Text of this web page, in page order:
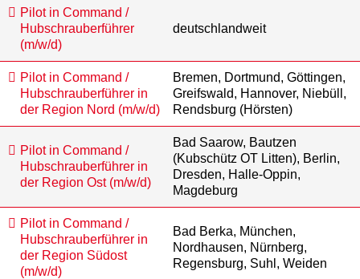
Pilot in Command /
Hubschrauberführer
(m/w/d)
deutschlandweit
Pilot in Command /
Hubschrauberführer in
der Region Nord (m/w/d)
Bremen, Dortmund, Göttingen,
Greifswald, Hannover, Niebüll,
Rendsburg (Hörsten)
Pilot in Command /
Hubschrauberführer in
der Region Ost (m/w/d)
Bad Saarow, Bautzen
(Kubschütz OT Litten), Berlin,
Dresden, Halle-Oppin,
Magdeburg
Pilot in Command /
Hubschrauberführer in
der Region Südost
(m/w/d)
Bad Berka, München,
Nordhausen, Nürnberg,
Regensburg, Suhl, Weiden